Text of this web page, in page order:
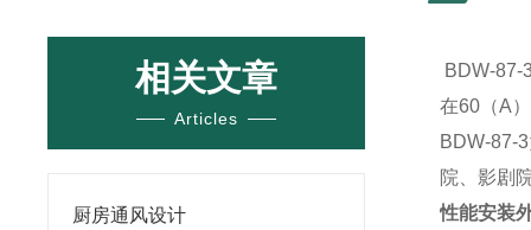
相关文章
Articles
厨房通风设计
BDW-87-
在60（A
BDW-87-
院、影剧
性能安装